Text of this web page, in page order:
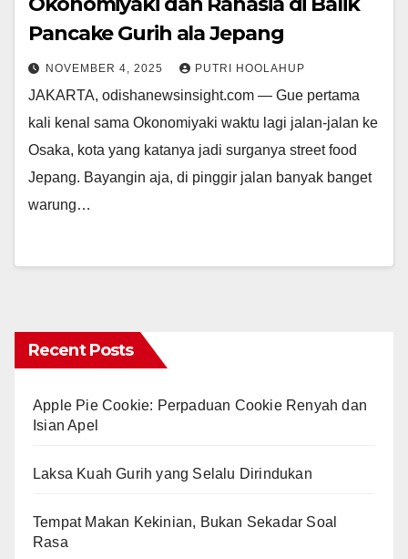
Pancake Gurih ala Jepang
NOVEMBER 4, 2025 PUTRI HOOLAHUP
JAKARTA, odishanewsinsight.com — Gue pertama
kali kenal sama Okonomiyaki waktu lagi jalan-jalan ke
Osaka, kota yang katanya jadi surganya street food
Jepang. Bayangin aja, di pinggir jalan banyak banget
warung…
Recent Posts
Apple Pie Cookie: Perpaduan Cookie Renyah dan
Isian Apel
Laksa Kuah Gurih yang Selalu Dirindukan
Tempat Makan Kekinian, Bukan Sekadar Soal
Rasa